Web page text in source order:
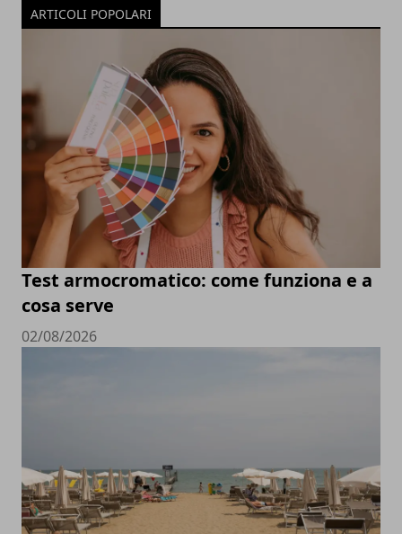
ARTICOLI POPOLARI
Test armocromatico: come funziona e a
cosa serve
02/08/2026